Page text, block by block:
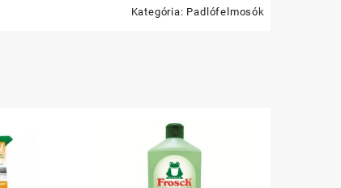
Kategória: Padlófelmosók